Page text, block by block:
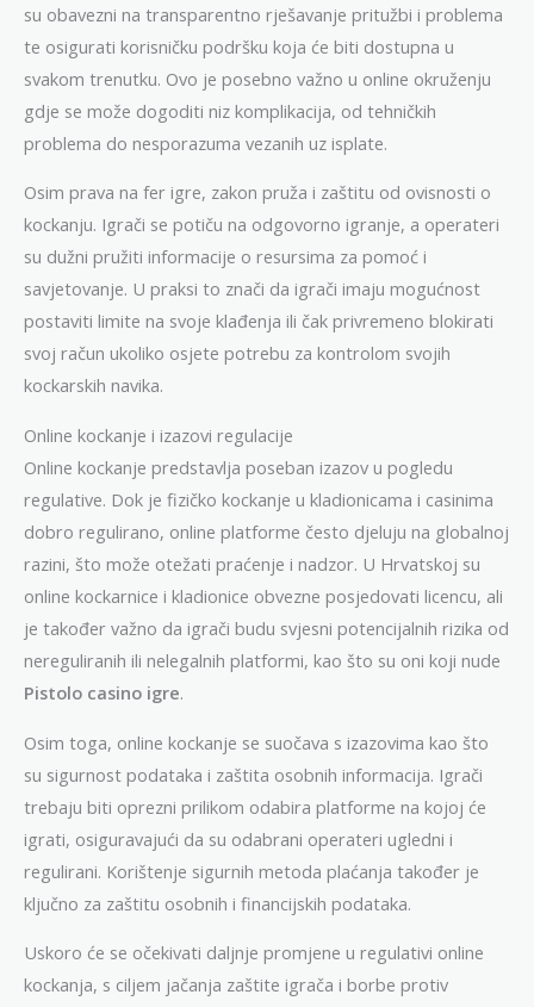
su obavezni na transparentno rješavanje pritužbi i problema
te osigurati korisničku podršku koja će biti dostupna u
svakom trenutku. Ovo je posebno važno u online okruženju
gdje se može dogoditi niz komplikacija, od tehničkih
problema do nesporazuma vezanih uz isplate.
Osim prava na fer igre, zakon pruža i zaštitu od ovisnosti o
kockanju. Igrači se potiču na odgovorno igranje, a operateri
su dužni pružiti informacije o resursima za pomoć i
savjetovanje. U praksi to znači da igrači imaju mogućnost
postaviti limite na svoje klađenja ili čak privremeno blokirati
svoj račun ukoliko osjete potrebu za kontrolom svojih
kockarskih navika.
Online kockanje i izazovi regulacije
Online kockanje predstavlja poseban izazov u pogledu
regulative. Dok je fizičko kockanje u kladionicama i casinima
dobro regulirano, online platforme često djeluju na globalnoj
razini, što može otežati praćenje i nadzor. U Hrvatskoj su
online kockarnice i kladionice obvezne posjedovati licencu, ali
je također važno da igrači budu svjesni potencijalnih rizika od
nereguliranih ili nelegalnih platformi, kao što su oni koji nude
Pistolo casino igre.
Osim toga, online kockanje se suočava s izazovima kao što
su sigurnost podataka i zaštita osobnih informacija. Igrači
trebaju biti oprezni prilikom odabira platforme na kojoj će
igrati, osiguravajući da su odabrani operateri ugledni i
regulirani. Korištenje sigurnih metoda plaćanja također je
ključno za zaštitu osobnih i financijskih podataka.
Uskoro će se očekivati daljnje promjene u regulativi online
kockanja, s ciljem jačanja zaštite igrača i borbe protiv